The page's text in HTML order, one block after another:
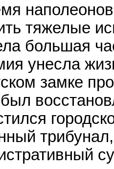
тяжелые
большая
унесла
замке